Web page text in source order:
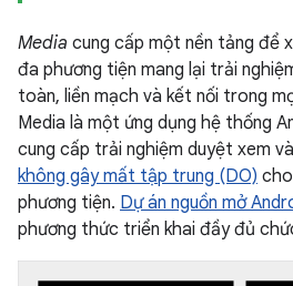
Media cung cấp một nền tảng để
đa phương tiện mang lại trải
toàn, liền mạch và kết nối trong
Media là một ứng dụng hệ thống
cung cấp trải nghiệm duyệt xem
không gây mất tập trung (DO)
phương tiện. Dự án nguồn mở
phương thức triển khai đầy đủ